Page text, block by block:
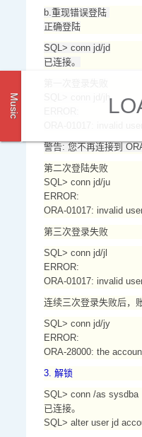
b.重现错误登陆
正确登陆
SQL> conn jd/jd
已连接。
SQL> conn jd/jh
警告: 您不再连接到
第二次登陆失败
SQL> conn jd/ju
ERROR:
ORA-01017: invalid
第三次登录失败
SQL> conn jd/jl
ERROR:
ORA-01017: invalid
连续三次登录失败后，
SQL> conn jd/jy
ERROR:
ORA-28000: the
3. 解锁
SQL> conn /as sysdba
已连接。
SQL> alter user jd
Music